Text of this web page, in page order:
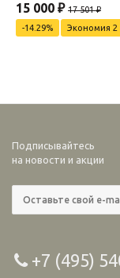
15 000 ₽ 17 501 ₽
-14.29%
Экономия 2
Подписывайтесь
на новости и акции
+7 (495)